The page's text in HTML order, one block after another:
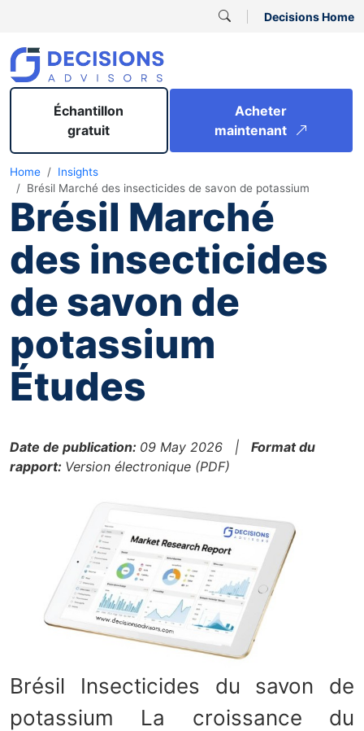
Decisions Home
Échantillon
gratuit
Acheter
maintenant
Home
Insights
Brésil Marché des insecticides de savon de potassium
Brésil Marché
des insecticides
de savon de
potassium
Études
Date de publication: 09 May 2026 | Format du
rapport: Version électronique (PDF)
Brésil Insecticides du savon de
potassium La croissance du